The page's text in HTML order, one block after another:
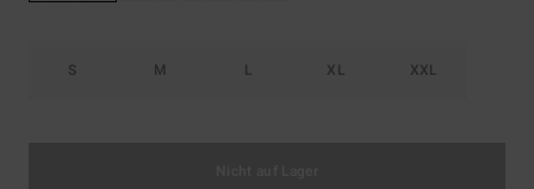
S M L XL XXL